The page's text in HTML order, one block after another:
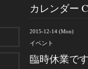
カレンダー
2015-12-14 (Mon)
イベント
臨時休業で